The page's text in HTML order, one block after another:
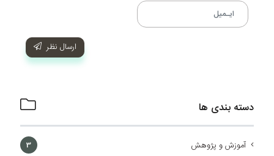
ارسال نظر
دسته بندی ها
آموزش و پژوهش 3